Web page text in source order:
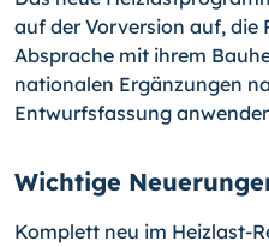
auf der Vorversion auf, die
Absprache mit ihrem
nationalen Ergänzungen
Entwurfsfassung
Wichtige
Komplett neu im Heizlast-